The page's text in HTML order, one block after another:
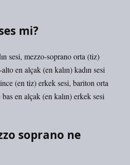
mi?
sesi, mezzo-soprano orta (tiz)
en alçak (en kalın) kadın sesi
(en tiz) erkek sesi, bariton orta
en alçak (en kalın) erkek sesi
soprano ne